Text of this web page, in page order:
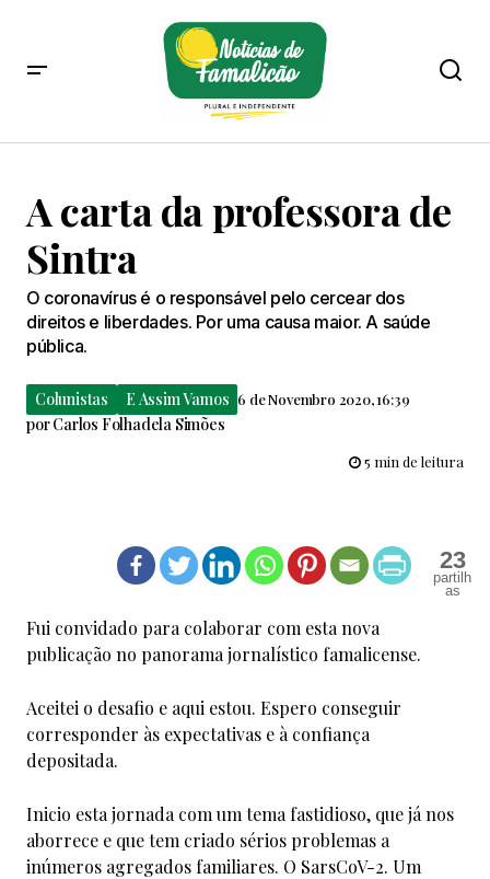
A carta da professora de
Sintra
O coronavírus é o responsável pelo cercear dos
direitos e liberdades. Por uma causa maior. A saúde
pública.
Colunistas E Assim Vamos 6 de Novembro 2020, 16:39
porCarlos Folhadela Simões
5 min de leitura
23
Fui convidado para colaborar com esta nova
publicação no panorama jornalístico famalicense.
Aceitei o desafio e aqui estou. Espero conseguir
corresponder às expectativas e à confiança
depositada.
Inicio esta jornada com um tema fastidioso, que já nos
aborrece e que tem criado sérios problemas a
inúmeros agregados familiares. O SarsCoV-2. Um